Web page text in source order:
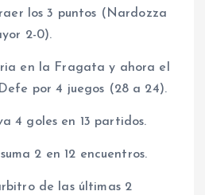
los 3 puntos (Nardozza
2-0).
en la Fragata y ahora el
por 4 juegos (28 a 24).
4 goles en 13 partidos.
2 en 12 encuentros.
de las últimas 2